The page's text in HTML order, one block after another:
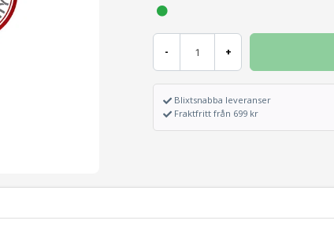
- +
Blixtsnabba leveranser
Fraktfritt från 699 kr